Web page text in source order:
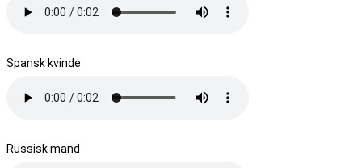
Spansk kvinde
Russisk mand